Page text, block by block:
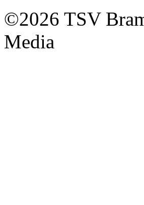
©2026 TSV
Media